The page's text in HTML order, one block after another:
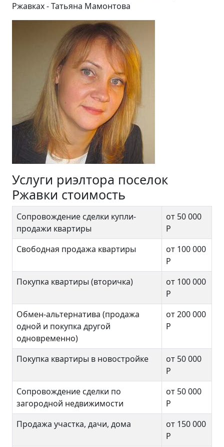
Ржавках - Татьяна Мамонтова
Услуги риэлтора поселок
Ржавки стоимость
Сопровождение сделки купли-
продажи квартиры
от 50 000
Р
Свободная продажа квартиры
от 100 000
Р
Покупка квартиры (вторичка)
от 100 000
Р
Обмен-альтернатива (продажа
одной и покупка другой
одновременно)
от 200 000
Р
Покупка квартиры в новостройке
от 50 000
Р
Сопровождение сделки по
загородной недвижимости
от 50 000
Р
Продажа участка, дачи, дома
от 150 000
Р